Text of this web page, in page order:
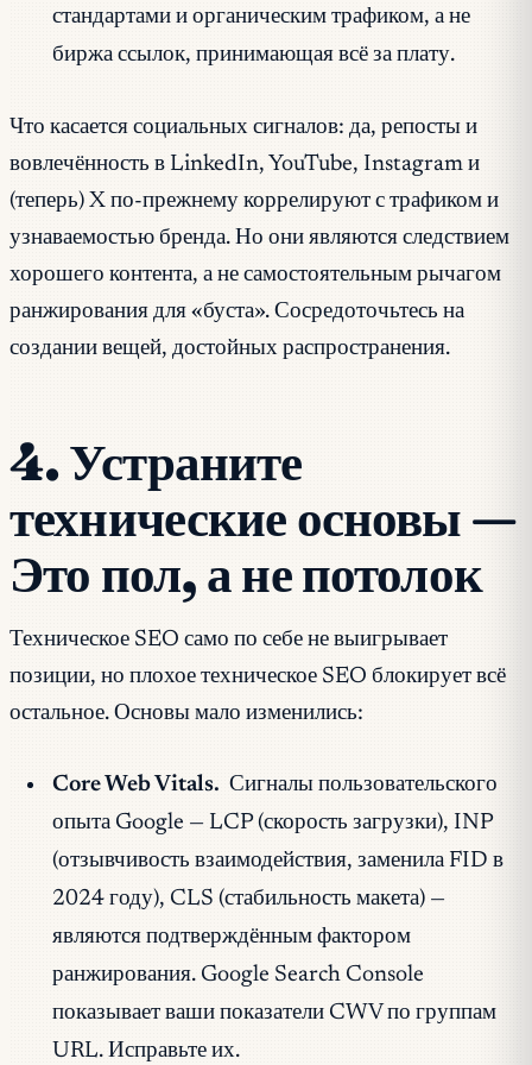
стандартами и органическим трафиком, а не
биржа ссылок, принимающая всё за плату.
Что касается социальных сигналов: да, репосты и
вовлечённость в LinkedIn, YouTube, Instagram и
(теперь) X по-прежнему коррелируют с трафиком и
узнаваемостью бренда. Но они являются следствием
хорошего контента, а не самостоятельным рычагом
ранжирования для «буста». Сосредоточьтесь на
создании вещей, достойных распространения.
4. Устраните
технические основы —
Это пол, а не потолок
Техническое SEO само по себе не выигрывает
позиции, но плохое техническое SEO блокирует всё
остальное. Основы мало изменились:
Core Web Vitals. Сигналы пользовательского
опыта Google — LCP (скорость загрузки), INP
(отзывчивость взаимодействия, заменила FID в
2024 году), CLS (стабильность макета) —
являются подтверждённым фактором
ранжирования. Google Search Console
показывает ваши показатели CWV по группам
URL. Исправьте их.